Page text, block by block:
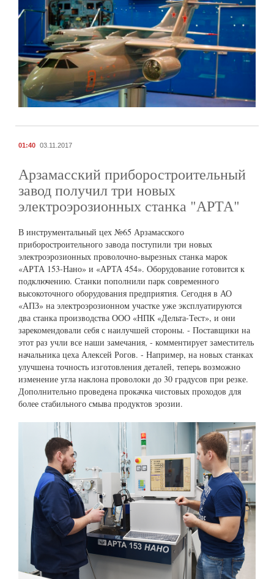
01:40 03.11.2017
Арзамасский приборостроительный
завод получил три новых
электроэрозионных станка "АРТА"
В инструментальный цех №65 Арзамасского
приборостроительного завода поступили три новых
электроэрозионных проволочно-вырезных станка марок
«АРТА 153-Нано» и «АРТА 454». Оборудование готовится к
подключению. Станки пополнили парк современного
высокоточного оборудования предприятия. Сегодня в АО
«АПЗ» на электроэрозионном участке уже эксплуатируются
два станка производства ООО «НПК «Дельта-Тест», и они
зарекомендовали себя с наилучшей стороны. - Поставщики на
этот раз учли все наши замечания, - комментирует заместитель
начальника цеха Алексей Рогов. - Например, на новых станках
улучшена точность изготовления деталей, теперь возможно
изменение угла наклона проволоки до 30 градусов при резке.
Дополнительно проведена прокачка чистовых проходов для
более стабильного смыва продуктов эрозии.